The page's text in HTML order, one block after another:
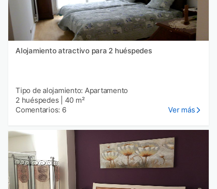
Alojamiento atractivo para 2 huéspedes
Tipo de alojamiento: Apartamento
2 huéspedes
40 m²
Comentarios: 6
Ver más